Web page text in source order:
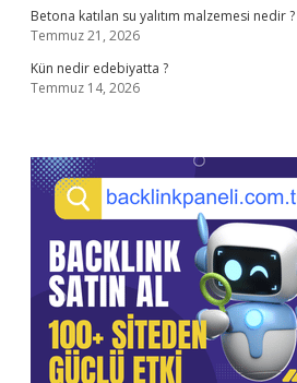
Betona katılan su yalıtım malzemesi nedir ?
Temmuz 21, 2026
Kün nedir edebiyatta ?
Temmuz 14, 2026